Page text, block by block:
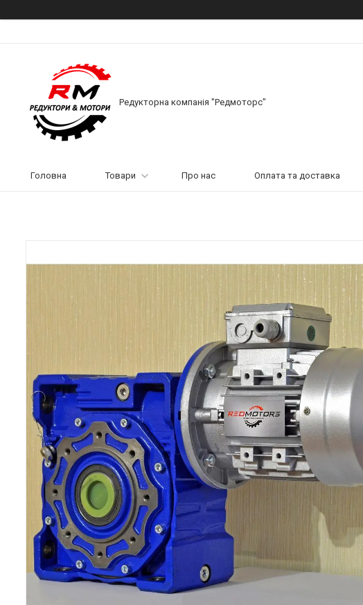
Редукторна компанія "Редмоторс"
Головна Товари Про нас Оплата та доставка